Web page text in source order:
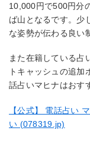
10,000円で500円分
ば山となるです。少
な姿勢が伝わる良い
また在籍している占
トキャッシュの追
話占いマヒナはおす
【公式】 電話占い
い (078319.jp)